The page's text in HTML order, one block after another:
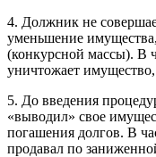
4. Должник не
уменьшение
(конкурсной массы). В
уничтожает имущество,
5. До введения
«выводил» свое
погашения долгов. В
продавал по